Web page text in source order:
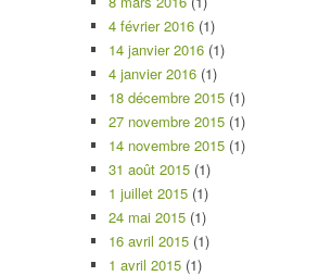
4 février 2016 (1)
14 janvier 2016 (1)
4 janvier 2016 (1)
18 décembre 2015 (1)
27 novembre 2015 (1)
14 novembre 2015 (1)
31 août 2015 (1)
1 juillet 2015 (1)
24 mai 2015 (1)
16 avril 2015 (1)
1 avril 2015 (1)